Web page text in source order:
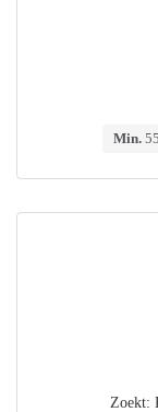
Min.
Zoekt: